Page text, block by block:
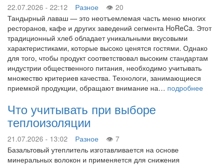
22.07.2026 - 22:12 Разное
20
Тандырный лаваш — это неотъемлемая часть меню многих
ресторанов, кафе и других заведений сегмента HoReCa. Этот
традиционный хлеб обладает уникальными вкусовыми
характеристиками, которые высоко ценятся гостями. Однако
для того, чтобы продукт соответствовал высоким стандартам
индустрии общественного питания, необходимо учитывать
множество критериев качества. Технологи, занимающиеся
приемкой продукции, обращают внимание на… подробнее
Что учитывать при выборе
теплоизоляции
21.07.2026 - 13:02 Разное
7
Базальтовый утеплитель изготавливается на основе
минеральных волокон и применяется для снижения